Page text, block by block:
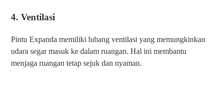
4. Ventilasi
Pintu Expanda memiliki lubang ventilasi yang memungkinkan
udara segar masuk ke dalam ruangan. Hal ini membantu
menjaga ruangan tetap sejuk dan nyaman.